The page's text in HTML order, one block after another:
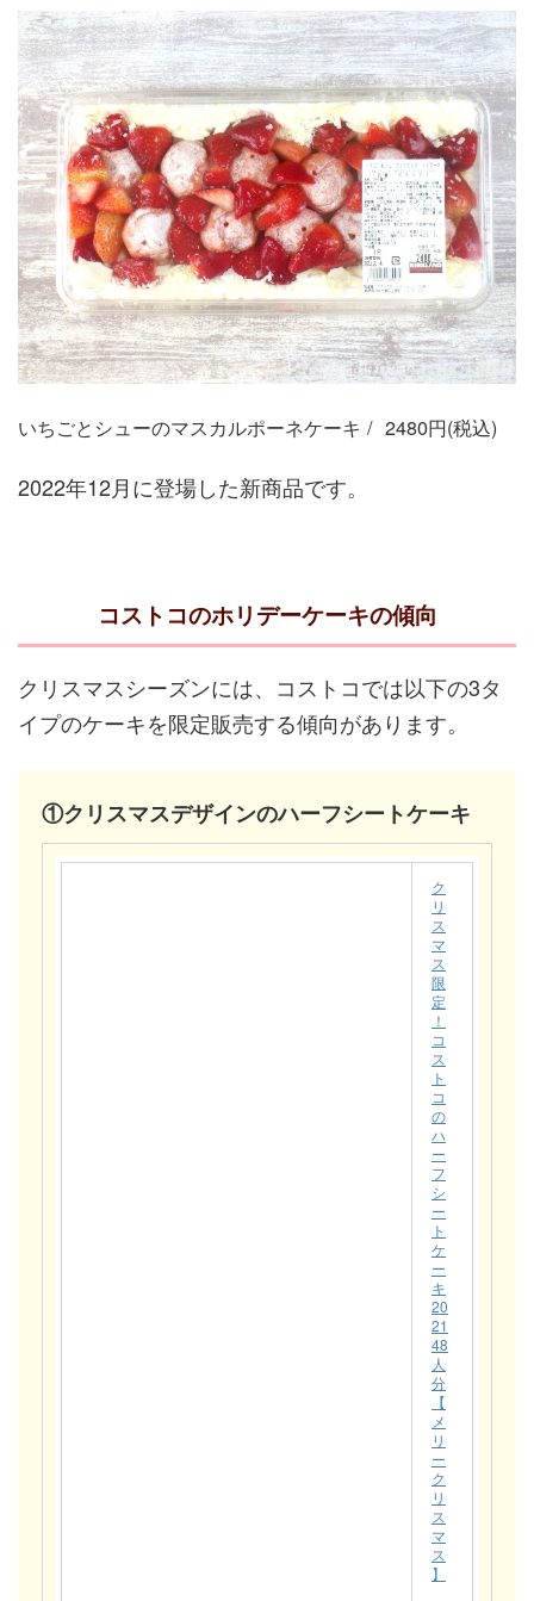
いちごとシューのマスカルポーネケーキ / 2480円(税込)
2022年12月に登場した新商品です。
コストコのホリデーケーキの傾向
クリスマスシーズンには、コストコでは以下の3タ
イプのケーキを限定販売する傾向があります。
①クリスマスデザインのハーフシートケーキ
ク
リ
ス
マ
ス
限
定
！
コ
ス
ト
コ
の
ハ
ー
フ
シ
ー
ト
ケ
ー
キ
20
21
48
人
分
【
メ
リ
ー
ク
リ
ス
マ
ス
】